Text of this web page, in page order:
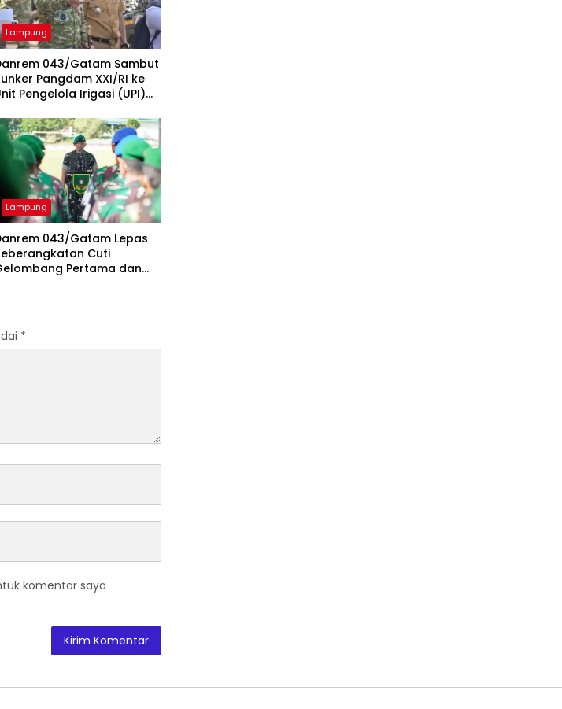
Lampung
043/Gatam Sambut
Pangdam XXI/RI ke
Pengelola Irigasi (UPI)
Lampung
043/Gatam Lepas
Cuti
Pertama dan
*
komentar saya